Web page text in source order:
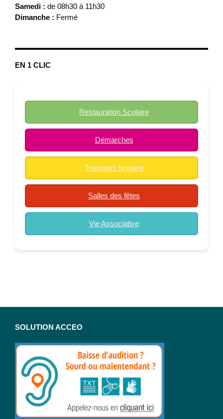
Samedi : de 08h30 à 11h30
Dimanche : Fermé
EN 1 CLIC
Restauration Scolaire
Démarches
Transport Scolaire
Salles des fêtes
Vie Associative
SOLUTION ACCEO